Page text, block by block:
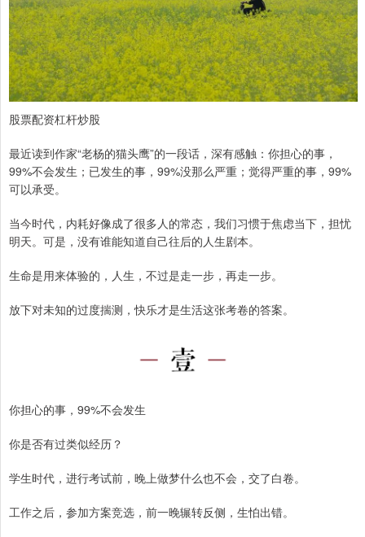
股票配资杠杆炒股
最近读到作家“老杨的猫头鹰”的一段话，深有感触：你担心的事，
99%不会发生；已发生的事，99%没那么严重；觉得严重的事，99%
可以承受。
当今时代，内耗好像成了很多人的常态，我们习惯于焦虑当下，担忧
明天。可是，没有谁能知道自己往后的人生剧本。
生命是用来体验的，人生，不过是走一步，再走一步。
放下对未知的过度揣测，快乐才是生活这张考卷的答案。
你担心的事，99%不会发生
你是否有过类似经历？
学生时代，进行考试前，晚上做梦什么也不会，交了白卷。
工作之后，参加方案竞选，前一晚辗转反侧，生怕出错。